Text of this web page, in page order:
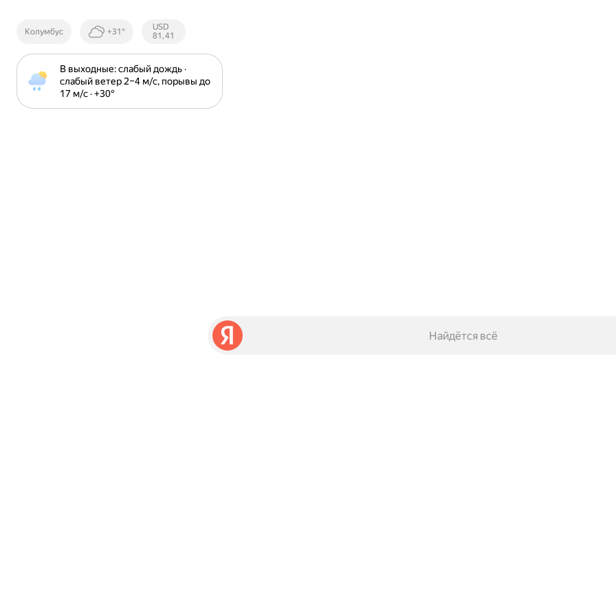
Колумбус +31°
Курсы ЦБ
РФ
USD
81,41
В выходные: слабый дождь ·
слабый ветер 2⁠–⁠4 м⁠/⁠с, порывы до
17 м⁠/⁠с · +30⁠°